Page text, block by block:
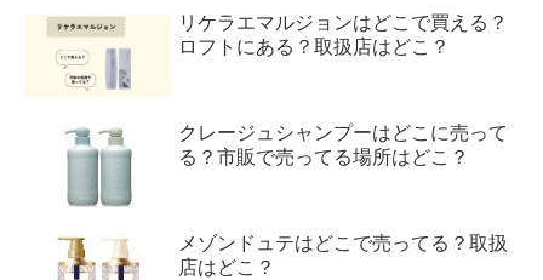
リケラエマルジョンはどこで買える？
ロフトにある？取扱店はどこ？
クレージュシャンプーはどこに売って
る？市販で売ってる場所はどこ？
メゾンドュテはどこで売ってる？取扱
店はどこ？